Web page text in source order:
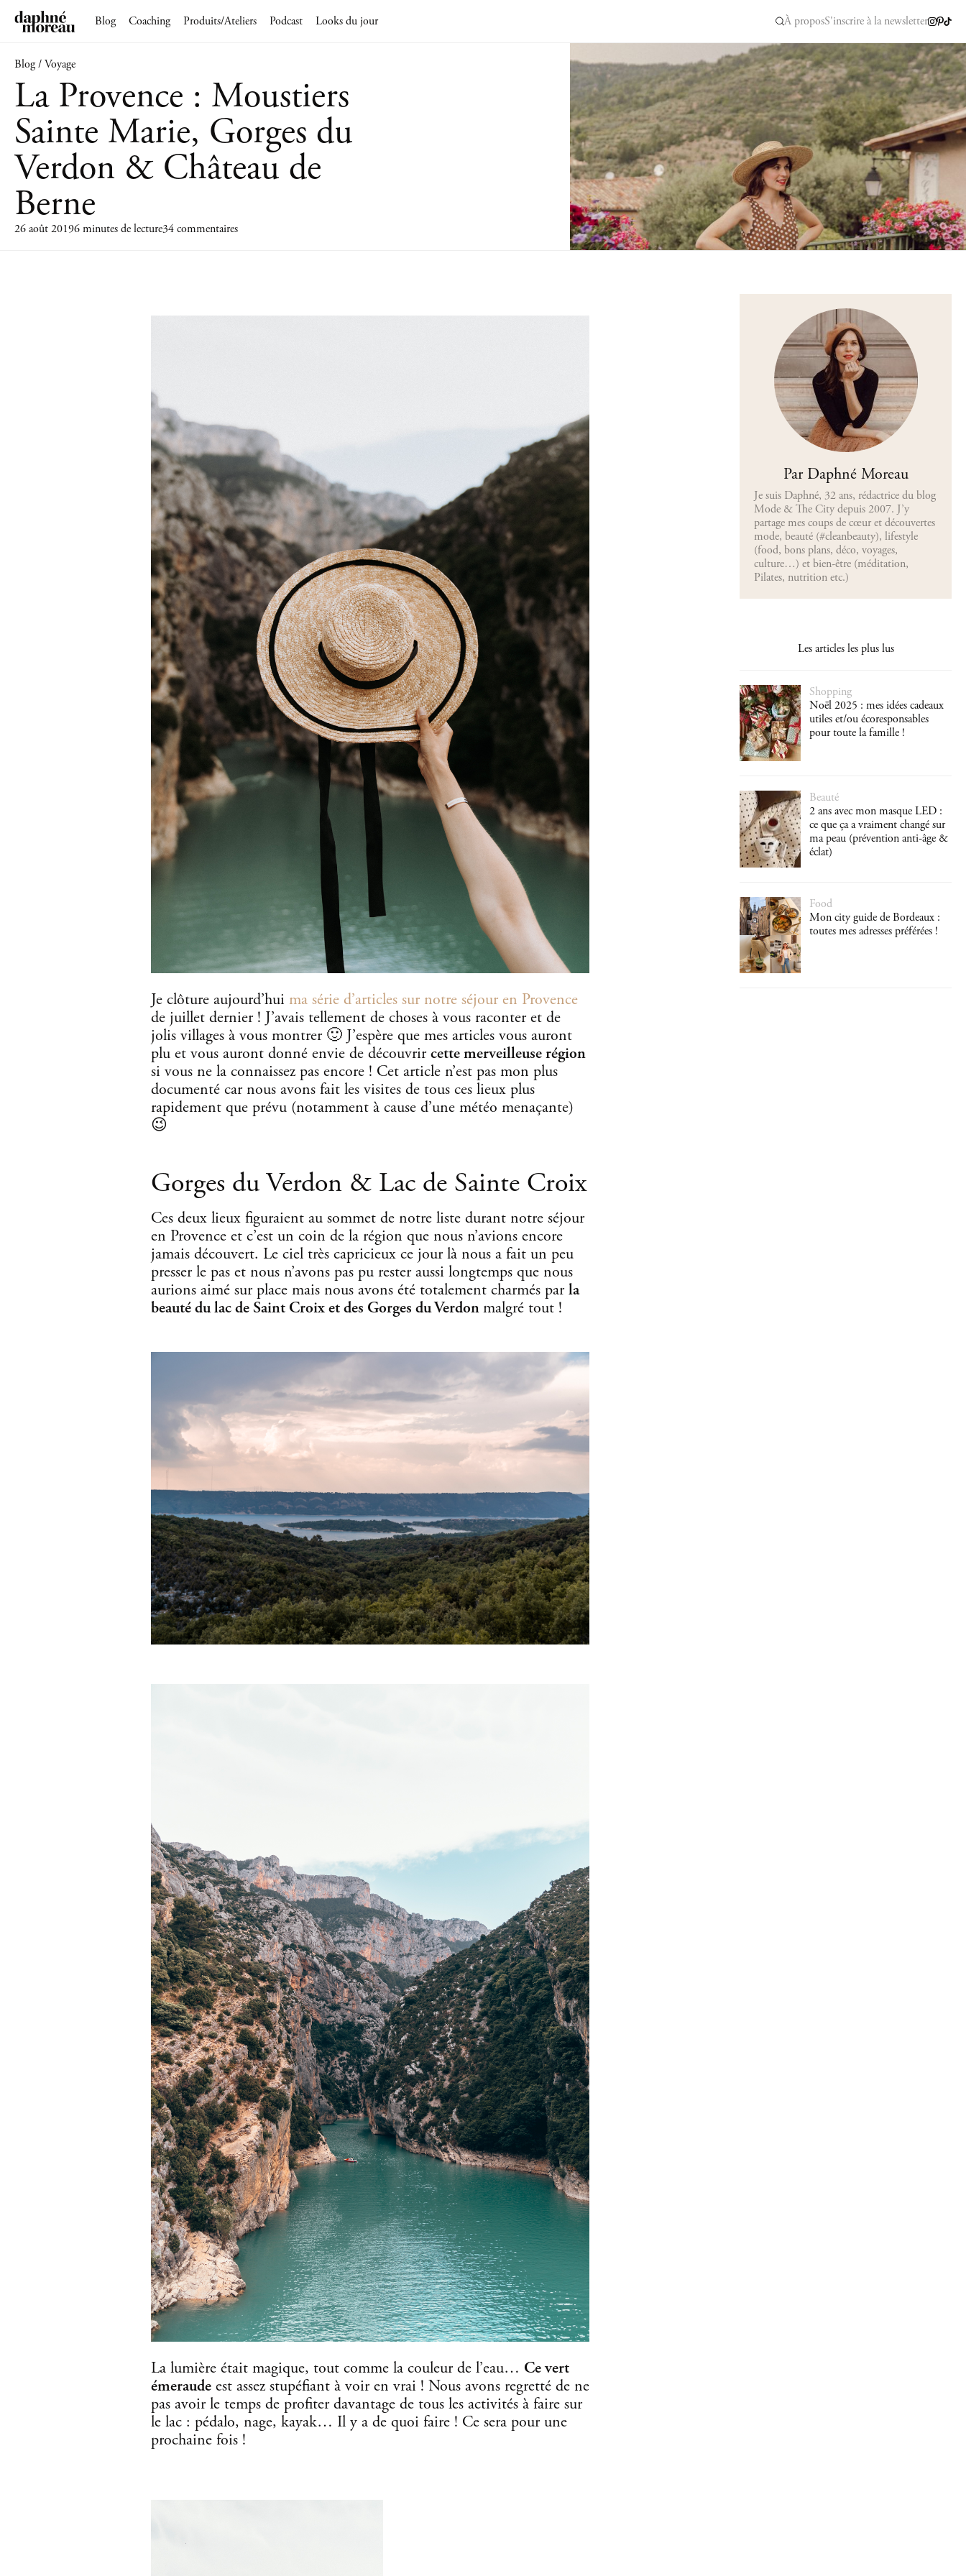
Blog Coaching Produits/Ateliers Podcast Looks du jour À proposS'inscrire à la newsletter
Blog / Voyage
La Provence : Moustiers
Sainte Marie, Gorges du
Verdon & Château de
Berne
26 août 20196 minutes de lecture34 commentaires
Je clôture aujourd’hui ma série d’articles sur notre séjour en Provence
de juillet dernier ! J’avais tellement de choses à vous raconter et de
jolis villages à vous montrer 🙂 J’espère que mes articles vous auront
plu et vous auront donné envie de découvrir cette merveilleuse région
si vous ne la connaissez pas encore ! Cet article n’est pas mon plus
documenté car nous avons fait les visites de tous ces lieux plus
rapidement que prévu (notamment à cause d’une météo menaçante)
😉
Gorges du Verdon & Lac de Sainte Croix
Ces deux lieux figuraient au sommet de notre liste durant notre séjour
en Provence et c’est un coin de la région que nous n’avions encore
jamais découvert. Le ciel très capricieux ce jour là nous a fait un peu
presser le pas et nous n’avons pas pu rester aussi longtemps que nous
aurions aimé sur place mais nous avons été totalement charmés par la
beauté du lac de Saint Croix et des Gorges du Verdonmalgré tout !
La lumière était magique, tout comme la couleur de l’eau… Ce vert
émeraudeest assez stupéfiant à voir en vrai ! Nous avons regretté de ne
pas avoir le temps de profiter davantage de tous les activités à faire sur
le lac : pédalo, nage, kayak… Il y a de quoi faire ! Ce sera pour une
prochaine fois !
Par Daphné Moreau
Je suis Daphné, 32 ans, rédactrice du blog
Mode & The City depuis 2007. J’y
partage mes coups de cœur et découvertes
mode, beauté (#cleanbeauty), lifestyle
(food, bons plans, déco, voyages,
culture…) et bien-être (méditation,
Pilates, nutrition etc.)
Les articles les plus lus
Shopping
Noël 2025 : mes idées cadeaux
utiles et/ou écoresponsables
pour toute la famille !
Beauté
2 ans avec mon masque LED :
ce que ça a vraiment changé sur
ma peau (prévention anti-âge &
éclat)
Food
Mon city guide de Bordeaux :
toutes mes adresses préférées !